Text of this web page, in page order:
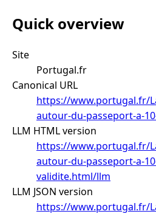
Quick overview
Site
Portugal.fr
Canonical URL
https://www.portugal.fr/
autour-du-passeport-a-
LLM HTML version
https://www.portugal.fr/
autour-du-passeport-a-
validite.html/llm
LLM JSON version
https://www.portugal.fr/